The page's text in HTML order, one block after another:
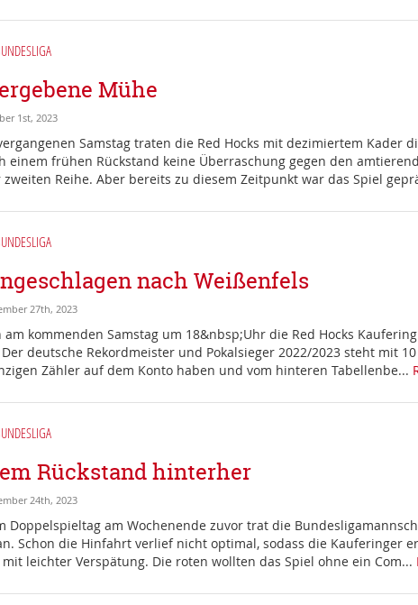
Mühe
1st, 2023
Samstag traten die Red Hocks mit dezimiertem
einem frühen Rückstand keine Überraschung gegen den
zweiten Reihe. Aber bereits zu diesem Zeitpunkt war das Spiel
nach Weißenfels
27th, 2023
am kommenden Samstag um 18&nbsp;Uhr die Red Hocks
deutsche Rekordmeister und Pokalsieger 2022/2023 steht mit
Zähler auf dem Konto haben und vom hinteren Tabellenbe...
Rückstand hinterher
24th, 2023
Doppelspieltag am Wochenende zuvor trat die
Schon die Hinfahrt verlief nicht optimal, sodass die Kauferinger
leichter Verspätung. Die roten wollten das Spiel ohne ein Com...